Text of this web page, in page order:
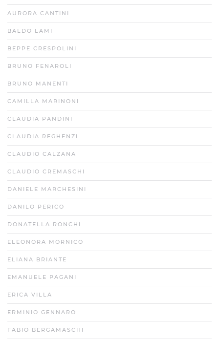
AURORA CANTINI
BALDO LAMI
BEPPE CRESPOLINI
BRUNO FENAROLI
BRUNO MANENTI
CAMILLA MARINONI
CLAUDIA PANDINI
CLAUDIA REGHENZI
CLAUDIO CALZANA
CLAUDIO CREMASCHI
DANIELE MARCHESINI
DANILO PERICO
DONATELLA RONCHI
ELEONORA MORNICO
ELIANA BRIANTE
EMANUELE PAGANI
ERICA VILLA
ERMINIO GENNARO
FABIO BERGAMASCHI